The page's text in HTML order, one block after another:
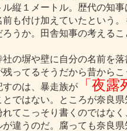
ル縦１メートル。歴代の知
前も付け加えていたという
うか。田舎知事の考える
の塀や壁に自分の名前を
ってるそうだから昔から
のは、暴走族が「夜露
とではない。ところが奈良
れてこっそり書くのではな
違うのだ。腐っても奈良